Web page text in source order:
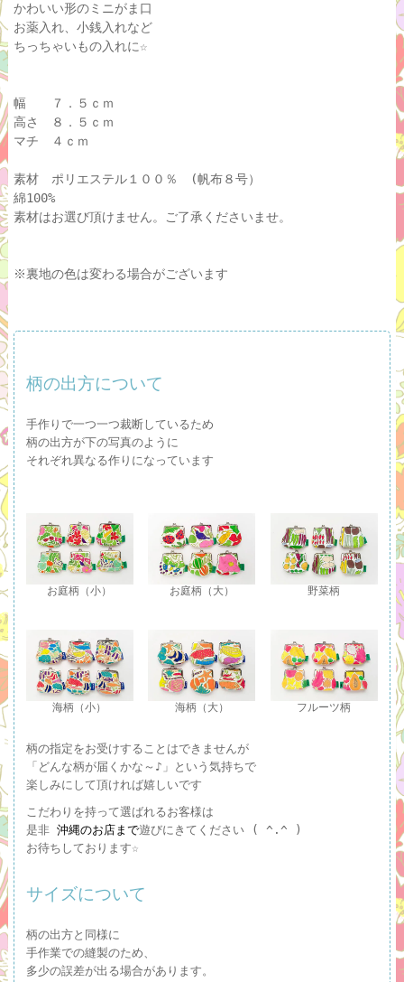
かわいい形のミニがま口
お薬入れ、小銭入れなど
ちっちゃいもの入れに☆
幅 ７．５ｃｍ
高さ ８．５ｃｍ
マチ ４ｃｍ
素材 ポリエステル１００％ (帆布８号）
綿100%
素材はお選び頂けません。ご了承くださいませ。
※裏地の色は変わる場合がございます
柄の出方について
手作りで一つ一つ裁断しているため
柄の出方が下の写真のように
それぞれ異なる作りになっています
お庭柄（小） お庭柄（大） 野菜柄
海柄（小） 海柄（大） フルーツ柄
柄の指定をお受けすることはできませんが
「どんな柄が届くかな～♪」という気持ちで
楽しみにして頂ければ嬉しいです
こだわりを持って選ばれるお客様は
是非 沖縄のお店まで遊びにきてください ( ^.^ )
お待ちしております☆
サイズについて
柄の出方と同様に
手作業での縫製のため、
多少の誤差が出る場合があります。